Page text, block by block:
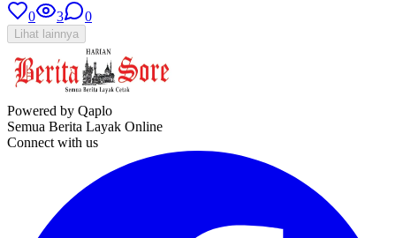
0
3 0
Lihat lainnya
Powered by Qaplo
Semua Berita Layak Online
Connect with us